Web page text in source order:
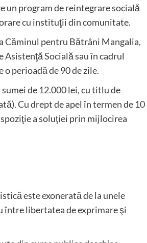
un program de reintegrare socială
cu instituţii din comunitate.
Căminul pentru Bătrâni Mangalia,
Socială sau în cadrul
perioadă de 90 de zile.
de 12.000 lei, cu titlu de
Cu drept de apel în termen de 10
a soluţiei prin mijlocirea
este exonerată de la unele
între libertatea de exprimare şi